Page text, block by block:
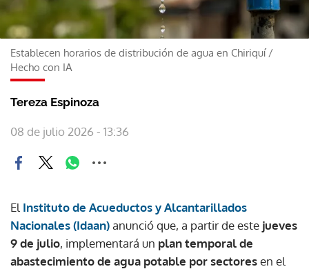
Establecen horarios de distribución de agua en Chiriquí/
Hecho con IA
Tereza Espinoza
08 de julio 2026 - 13:36
El Instituto de Acueductos y Alcantarillados
Nacionales (Idaan)anunció que, a partir de este jueves
9 de julio, implementará un plan temporal de
abastecimiento de agua potable por sectoresen el